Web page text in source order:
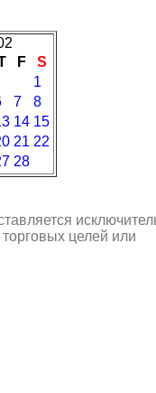
F
S
1
7
8
14 15
21 22
28
целей или